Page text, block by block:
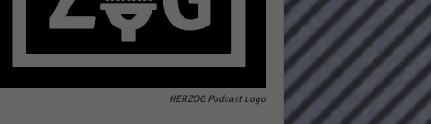
HERZOG Podcast Logo